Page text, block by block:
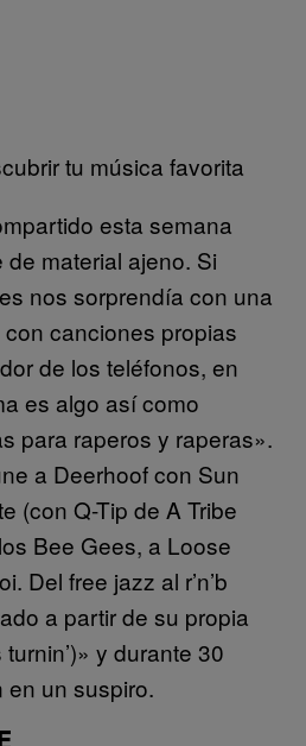
tu música favorita
esta semana
material ajeno. Si
nos sorprendía con una
canciones propias
de los teléfonos, en
es algo así como
para raperos y raperas».
a Deerhoof con Sun
(con Q-Tip de A Tribe
Bee Gees, a Loose
Del free jazz al r’n’b
a partir de su propia
y durante 30
en un suspiro.